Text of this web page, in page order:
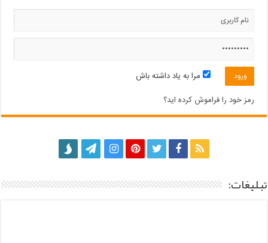
مرا به یاد داشته باش
رمز خود را فراموش کرده اید؟
تبلیغات: